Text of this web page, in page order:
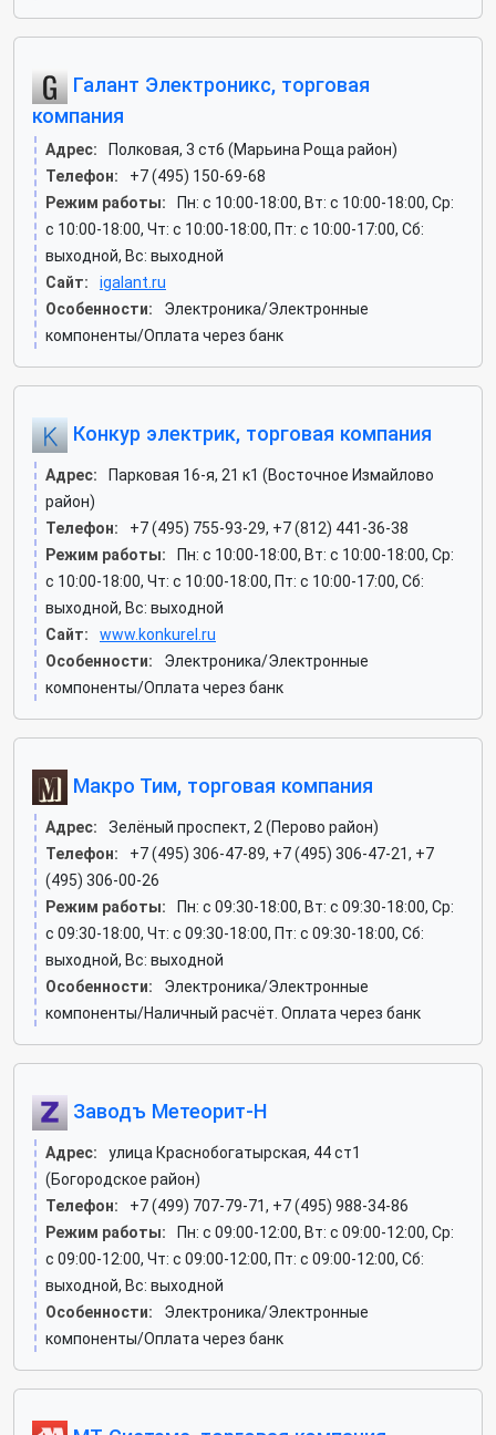
Галант Электроникс, торговая
компания
Адрес:
Полковая, 3 ст6 (Марьина Роща район)
Телефон:
+7 (495) 150-69-68
Режим работы:
Пн: c 10:00-18:00, Вт: c 10:00-18:00, Ср:
c 10:00-18:00, Чт: c 10:00-18:00, Пт: c 10:00-17:00, Сб:
выходной, Вс: выходной
Сайт:
igalant.ru
Особенности:
Электроника/Электронные
компоненты/Оплата через банк
Конкур электрик, торговая компания
Адрес:
Парковая 16-я, 21 к1 (Восточное Измайлово
район)
Телефон:
+7 (495) 755-93-29, +7 (812) 441-36-38
Режим работы:
Пн: c 10:00-18:00, Вт: c 10:00-18:00, Ср:
c 10:00-18:00, Чт: c 10:00-18:00, Пт: c 10:00-17:00, Сб:
выходной, Вс: выходной
Сайт:
www.konkurel.ru
Особенности:
Электроника/Электронные
компоненты/Оплата через банк
Макро Тим, торговая компания
Адрес:
Зелёный проспект, 2 (Перово район)
Телефон:
+7 (495) 306-47-89, +7 (495) 306-47-21, +7
(495) 306-00-26
Режим работы:
Пн: c 09:30-18:00, Вт: c 09:30-18:00, Ср:
c 09:30-18:00, Чт: c 09:30-18:00, Пт: c 09:30-18:00, Сб:
выходной, Вс: выходной
Особенности:
Электроника/Электронные
компоненты/Наличный расчёт. Оплата через банк
Заводъ Метеорит-Н
Адрес:
улица Краснобогатырская, 44 ст1
(Богородское район)
Телефон:
+7 (499) 707-79-71, +7 (495) 988-34-86
Режим работы:
Пн: c 09:00-12:00, Вт: c 09:00-12:00, Ср:
c 09:00-12:00, Чт: c 09:00-12:00, Пт: c 09:00-12:00, Сб:
выходной, Вс: выходной
Особенности:
Электроника/Электронные
компоненты/Оплата через банк